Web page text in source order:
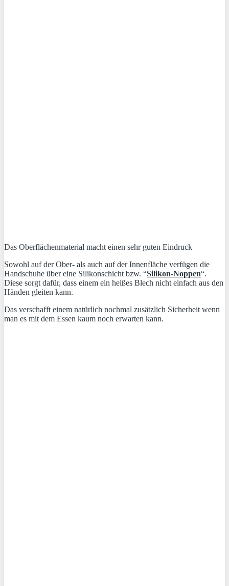
Das Oberflächenmaterial macht einen sehr guten Eindruck
Sowohl auf der Ober- als auch auf der Innenfläche verfügen die
Handschuhe über eine Silikonschicht bzw. “Silikon-Noppen“.
Diese sorgt dafür, dass einem ein heißes Blech nicht einfach aus den
Händen gleiten kann.
Das verschafft einem natürlich nochmal zusätzlich Sicherheit wenn
man es mit dem Essen kaum noch erwarten kann.